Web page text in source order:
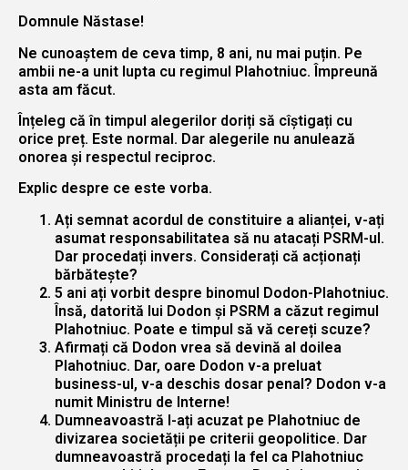
Domnule Năstase!
Ne cunoaștem de ceva timp, 8 ani, nu mai puțin. Pe
ambii ne-a unit lupta cu regimul Plahotniuc. Împreună
asta am făcut.
Înțeleg că în timpul alegerilor doriți să cîștigați cu
orice preț. Este normal. Dar alegerile nu anulează
onorea și respectul reciproc.
Explic despre ce este vorba.
Ați semnat acordul de constituire a alianței, v-ați
asumat responsabilitatea să nu atacați PSRM-ul.
Dar procedați invers. Considerați că acționați
bărbătește?
5 ani ați vorbit despre binomul Dodon-Plahotniuc.
Însă, datorită lui Dodon și PSRM a căzut regimul
Plahotniuc. Poate e timpul să vă cereți scuze?
Afirmați că Dodon vrea să devină al doilea
Plahotniuc. Dar, oare Dodon v-a preluat
business-ul, v-a deschis dosar penal? Dodon v-a
numit Ministru de Interne!
Dumneavoastră l-ați acuzat pe Plahotniuc de
divizarea societății pe criterii geopolitice. Dar
dumneavoastră procedați la fel ca Plahotniuc